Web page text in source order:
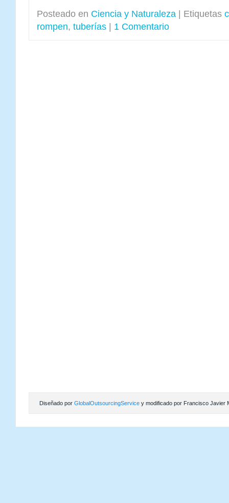
Posteado en Ciencia y Naturaleza Etiquetas
rompen, tuberías 1 Comentario
Diseñado por GlobalOutsourcingService y modificado por Francisco Javier